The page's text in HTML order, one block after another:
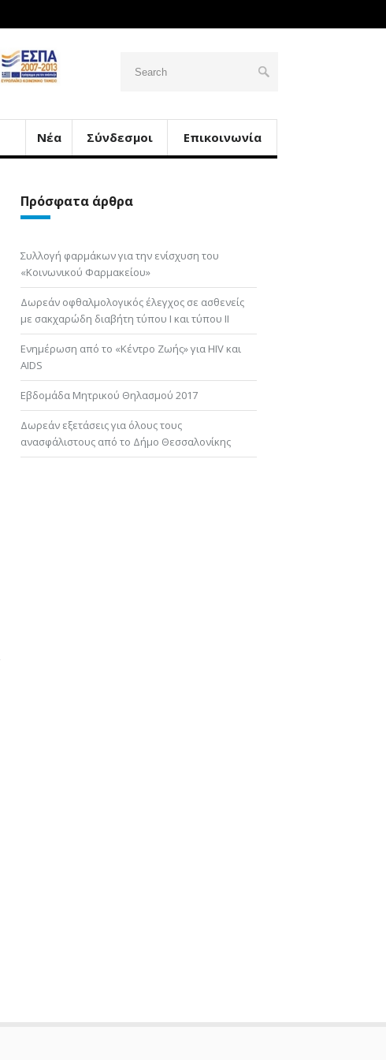
Νέα Σύνδεσμοι Επικοινωνία
Πρόσφατα άρθρα
Συλλογή φαρμάκων για την ενίσχυση του
«Κοινωνικού Φαρμακείου»
Δωρεάν οφθαλμολογικός έλεγχος σε ασθενείς
με σακχαρώδη διαβήτη τύπου Ι και τύπου ΙΙ
Ενημέρωση από το «Κέντρο Ζωής» για HIV και
AIDS
Εβδομάδα Μητρικού Θηλασμού 2017
Δωρεάν εξετάσεις για όλους τους
ανασφάλιστους από το Δήμο Θεσσαλονίκης